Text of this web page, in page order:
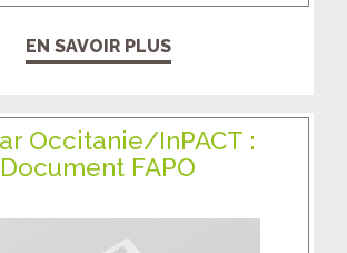
EN SAVOIR PLUS
Occitanie/InPACT :
Document FAPO